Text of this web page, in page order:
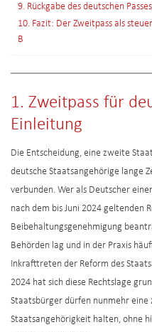
9. Rückgabe des deutschen
10. Fazit: Der Zweitpass als
B
1. Zweitpass für
Einleitung
Die Entscheidung, eine zweite
deutsche Staatsangehörige lange
verbunden. Wer als Deutscher
nach dem bis Juni 2024 geltenden
Beibehaltungsgenehmigung
Behörden lag und in der Praxis
Inkrafttreten der Reform des
2024 hat sich diese Rechtslage
Staatsbürger dürfen nunmehr
Staatsangehörigkeit halten, ohne